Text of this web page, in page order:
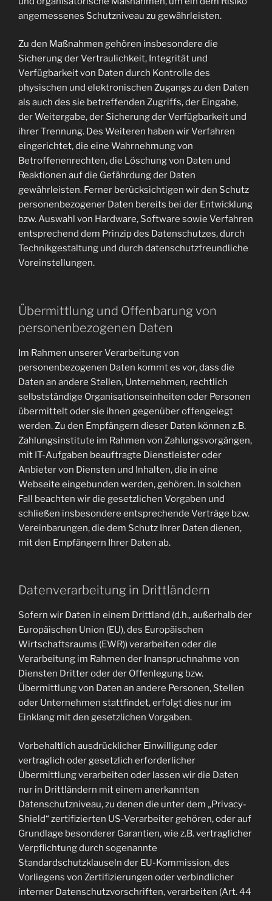
angemessenes Schutzniveau zu gewährleisten.
Zu den Maßnahmen gehören insbesondere die
Sicherung der Vertraulichkeit, Integrität und
Verfügbarkeit von Daten durch Kontrolle des
physischen und elektronischen Zugangs zu den Daten
als auch des sie betreffenden Zugriffs, der Eingabe,
der Weitergabe, der Sicherung der Verfügbarkeit und
ihrer Trennung. Des Weiteren haben wir Verfahren
eingerichtet, die eine Wahrnehmung von
Betroffenenrechten, die Löschung von Daten und
Reaktionen auf die Gefährdung der Daten
gewährleisten. Ferner berücksichtigen wir den Schutz
personenbezogener Daten bereits bei der Entwicklung
bzw. Auswahl von Hardware, Software sowie Verfahren
entsprechend dem Prinzip des Datenschutzes, durch
Technikgestaltung und durch datenschutzfreundliche
Voreinstellungen.
Übermittlung und Offenbarung von
personenbezogenen Daten
Im Rahmen unserer Verarbeitung von
personenbezogenen Daten kommt es vor, dass die
Daten an andere Stellen, Unternehmen, rechtlich
selbstständige Organisationseinheiten oder Personen
übermittelt oder sie ihnen gegenüber offengelegt
werden. Zu den Empfängern dieser Daten können z.B.
Zahlungsinstitute im Rahmen von Zahlungsvorgängen,
mit IT-Aufgaben beauftragte Dienstleister oder
Anbieter von Diensten und Inhalten, die in eine
Webseite eingebunden werden, gehören. In solchen
Fall beachten wir die gesetzlichen Vorgaben und
schließen insbesondere entsprechende Verträge bzw.
Vereinbarungen, die dem Schutz Ihrer Daten dienen,
mit den Empfängern Ihrer Daten ab.
Datenverarbeitung in Drittländern
Sofern wir Daten in einem Drittland (d.h., außerhalb der
Europäischen Union (EU), des Europäischen
Wirtschaftsraums (EWR)) verarbeiten oder die
Verarbeitung im Rahmen der Inanspruchnahme von
Diensten Dritter oder der Offenlegung bzw.
Übermittlung von Daten an andere Personen, Stellen
oder Unternehmen stattfindet, erfolgt dies nur im
Einklang mit den gesetzlichen Vorgaben.
Vorbehaltlich ausdrücklicher Einwilligung oder
vertraglich oder gesetzlich erforderlicher
Übermittlung verarbeiten oder lassen wir die Daten
nur in Drittländern mit einem anerkannten
Datenschutzniveau, zu denen die unter dem „Privacy-
Shield“ zertifizierten US-Verarbeiter gehören, oder auf
Grundlage besonderer Garantien, wie z.B. vertraglicher
Verpflichtung durch sogenannte
Standardschutzklauseln der EU-Kommission, des
Vorliegens von Zertifizierungen oder verbindlicher
interner Datenschutzvorschriften, verarbeiten (Art. 44